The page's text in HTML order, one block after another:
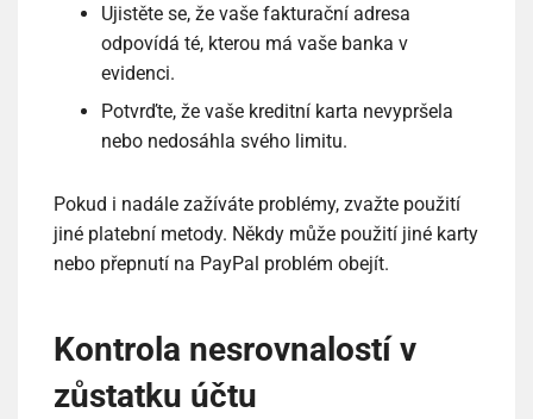
Ujistěte se, že vaše fakturační adresa
odpovídá té, kterou má vaše banka v
evidenci.
Potvrďte, že vaše kreditní karta nevypršela
nebo nedosáhla svého limitu.
Pokud i nadále zažíváte problémy, zvažte použití
jiné platební metody. Někdy může použití jiné karty
nebo přepnutí na PayPal problém obejít.
Kontrola nesrovnalostí v
zůstatku účtu